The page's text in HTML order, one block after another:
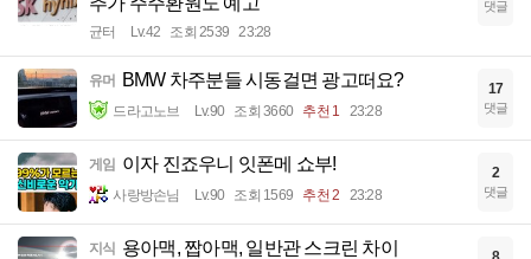
균터 Lv.42 조회 2539 23:28
댓글
유머 BMW 차주분들 시동걸면 광고떠요?
드라고노브 Lv.90 조회 3660 추천 1 23:28
17
댓글
게임 이자 진죠우니 잇폰메 쇼부!
사랑방손님 Lv.90 조회 1569 추천 2 23:28
2
댓글
지식 용아맥, 짭아맥, 일반관 스크린 차이